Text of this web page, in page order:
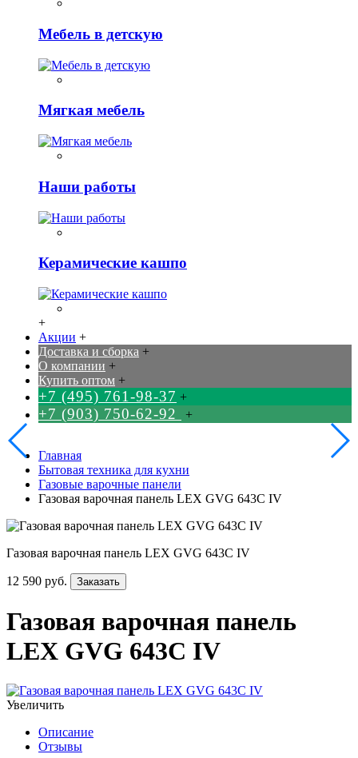
Мебель в детскую
Мягкая мебель
Наши работы
Керамические кашпо
+
Акции +
Доставка и сборка +
О компании +
Купить оптом +
+7 (495) 761-98-37 +
+7 (903) 750-62-92 +
Главная
Бытовая техника для кухни
Газовые варочные панели
Газовая варочная панель LEX GVG 643C IV
Газовая варочная панель LEX GVG 643C IV
12 590 руб. Заказать
Газовая варочная панель
LEX GVG 643C IV
Увеличить
Описание
Отзывы